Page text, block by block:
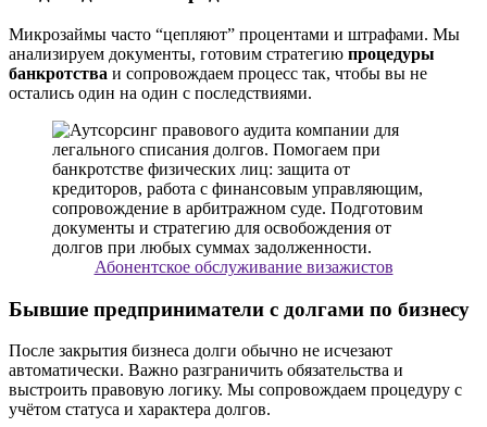
Микрозаймы часто “цепляют” процентами и штрафами. Мы
анализируем документы, готовим стратегию процедуры
банкротства и сопровождаем процесс так, чтобы вы не
остались один на один с последствиями.
Абонентское обслуживание визажистов
Бывшие предприниматели с долгами по бизнесу
После закрытия бизнеса долги обычно не исчезают
автоматически. Важно разграничить обязательства и
выстроить правовую логику. Мы сопровождаем процедуру с
учётом статуса и характера долгов.